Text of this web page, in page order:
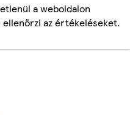
a weboldalon
ellenőrzi az értékeléseket.